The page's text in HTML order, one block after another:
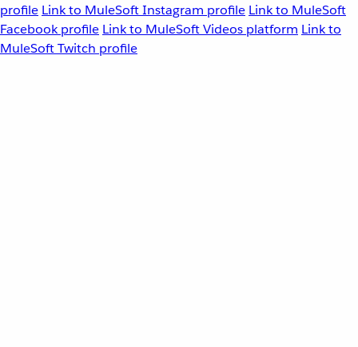
profile Link to MuleSoft Instagram profile Link to MuleSoft
Facebook profile Link to MuleSoft Videos platform Link to
MuleSoft Twitch profile